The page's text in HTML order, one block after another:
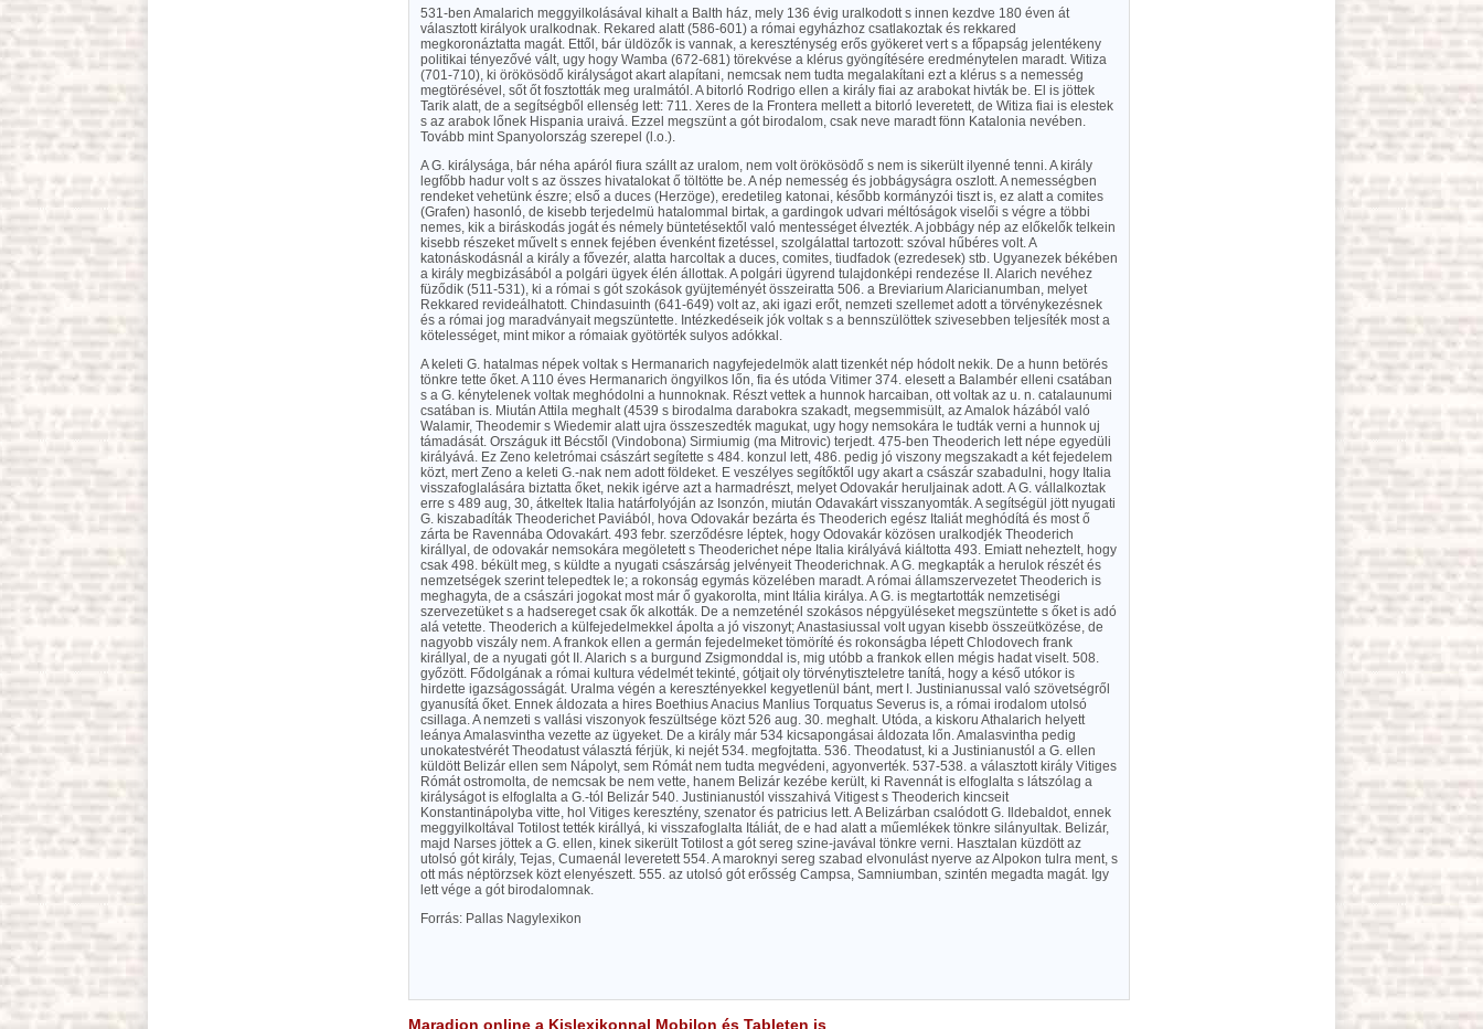
531-ben Amalarich meggyilkolásával kihalt a Balth ház, mely 136 évig uralkodott s innen kezdve 180 éven át
választott királyok uralkodnak. Rekared alatt (586-601) a római egyházhoz csatlakoztak és rekkared
megkoronáztatta magát. Ettől, bár üldözők is vannak, a kereszténység erős gyökeret vert s a főpapság jelentékeny
politikai tényezővé vált, ugy hogy Wamba (672-681) törekvése a klérus gyöngítésére eredménytelen maradt. Witiza
(701-710), ki örökösödő királyságot akart alapítani, nemcsak nem tudta megalakítani ezt a klérus s a nemesség
megtörésével, sőt őt fosztották meg uralmától. A bitorló Rodrigo ellen a király fiai az arabokat hivták be. El is jöttek
Tarik alatt, de a segítségből ellenség lett: 711. Xeres de la Frontera mellett a bitorló leveretett, de Witiza fiai is elestek
s az arabok lőnek Hispania uraivá. Ezzel megszünt a gót birodalom, csak neve maradt fönn Katalonia nevében.
Tovább mint Spanyolország szerepel (l.o.).
A G. királysága, bár néha apáról fiura szállt az uralom, nem volt örökösödő s nem is sikerült ilyenné tenni. A király
legfőbb hadur volt s az összes hivatalokat ő töltötte be. A nép nemesség és jobbágyságra oszlott. A nemességben
rendeket vehetünk észre; első a duces (Herzöge), eredetileg katonai, később kormányzói tiszt is, ez alatt a comites
(Grafen) hasonló, de kisebb terjedelmü hatalommal birtak, a gardingok udvari méltóságok viselői s végre a többi
nemes, kik a biráskodás jogát és némely büntetésektől való mentességet élvezték. A jobbágy nép az előkelők telkein
kisebb részeket művelt s ennek fejében évenként fizetéssel, szolgálattal tartozott: szóval hűbéres volt. A
katonáskodásnál a király a fővezér, alatta harcoltak a duces, comites, tiudfadok (ezredesek) stb. Ugyanezek békében
a király megbizásából a polgári ügyek élén állottak. A polgári ügyrend tulajdonképi rendezése II. Alarich nevéhez
füződik (511-531), ki a római s gót szokások gyüjteményét összeiratta 506. a Breviarium Alaricianumban, melyet
Rekkared revideálhatott. Chindasuinth (641-649) volt az, aki igazi erőt, nemzeti szellemet adott a törvénykezésnek
és a római jog maradványait megszüntette. Intézkedéseik jók voltak s a bennszülöttek szivesebben teljesíték most a
kötelességet, mint mikor a rómaiak gyötörték sulyos adókkal.
A keleti G. hatalmas népek voltak s Hermanarich nagyfejedelmök alatt tizenkét nép hódolt nekik. De a hunn betörés
tönkre tette őket. A 110 éves Hermanarich öngyilkos lőn, fia és utóda Vitimer 374. elesett a Balambér elleni csatában
s a G. kénytelenek voltak meghódolni a hunnoknak. Részt vettek a hunnok harcaiban, ott voltak az u. n. catalaunumi
csatában is. Miután Attila meghalt (4539 s birodalma darabokra szakadt, megsemmisült, az Amalok házából való
Walamir, Theodemir s Wiedemir alatt ujra összeszedték magukat, ugy hogy nemsokára le tudták verni a hunnok uj
támadását. Országuk itt Bécstől (Vindobona) Sirmiumig (ma Mitrovic) terjedt. 475-ben Theoderich lett népe egyedüli
királyává. Ez Zeno keletrómai császárt segítette s 484. konzul lett, 486. pedig jó viszony megszakadt a két fejedelem
közt, mert Zeno a keleti G.-nak nem adott földeket. E veszélyes segítőktől ugy akart a császár szabadulni, hogy Italia
visszafoglalására biztatta őket, nekik igérve azt a harmadrészt, melyet Odovakár heruljainak adott. A G. vállalkoztak
erre s 489 aug, 30, átkeltek Italia határfolyóján az Isonzón, miután Odavakárt visszanyomták. A segítségül jött nyugati
G. kiszabadíták Theoderichet Paviából, hova Odovakár bezárta és Theoderich egész Italiát meghódítá és most ő
zárta be Ravennába Odovakárt. 493 febr. szerződésre léptek, hogy Odovakár közösen uralkodjék Theoderich
királlyal, de odovakár nemsokára megöletett s Theoderichet népe Italia királyává kiáltotta 493. Emiatt neheztelt, hogy
csak 498. békült meg, s küldte a nyugati császárság jelvényeit Theoderichnak. A G. megkapták a herulok részét és
nemzetségek szerint telepedtek le; a rokonság egymás közelében maradt. A római államszervezetet Theoderich is
meghagyta, de a császári jogokat most már ő gyakorolta, mint Itália királya. A G. is megtartották nemzetiségi
szervezetüket s a hadsereget csak ők alkották. De a nemzeténél szokásos népgyüléseket megszüntette s őket is adó
alá vetette. Theoderich a külfejedelmekkel ápolta a jó viszonyt; Anastasiussal volt ugyan kisebb összeütközése, de
nagyobb viszály nem. A frankok ellen a germán fejedelmeket tömöríté és rokonságba lépett Chlodovech frank
királlyal, de a nyugati gót II. Alarich s a burgund Zsigmonddal is, mig utóbb a frankok ellen mégis hadat viselt. 508.
győzött. Fődolgának a római kultura védelmét tekinté, gótjait oly törvénytiszteletre tanítá, hogy a késő utókor is
hirdette igazságosságát. Uralma végén a keresztényekkel kegyetlenül bánt, mert I. Justinianussal való szövetségről
gyanusítá őket. Ennek áldozata a hires Boethius Anacius Manlius Torquatus Severus is, a római irodalom utolsó
csillaga. A nemzeti s vallási viszonyok feszültsége közt 526 aug. 30. meghalt. Utóda, a kiskoru Athalarich helyett
leánya Amalasvintha vezette az ügyeket. De a király már 534 kicsapongásai áldozata lőn. Amalasvintha pedig
unokatestvérét Theodatust választá férjük, ki nejét 534. megfojtatta. 536. Theodatust, ki a Justinianustól a G. ellen
küldött Belizár ellen sem Nápolyt, sem Rómát nem tudta megvédeni, agyonverték. 537-538. a választott király Vitiges
Rómát ostromolta, de nemcsak be nem vette, hanem Belizár kezébe került, ki Ravennát is elfoglalta s látszólag a
királyságot is elfoglalta a G.-tól Belizár 540. Justinianustól visszahivá Vitigest s Theoderich kincseit
Konstantinápolyba vitte, hol Vitiges keresztény, szenator és patricius lett. A Belizárban csalódott G. Ildebaldot, ennek
meggyilkoltával Totilost tették királlyá, ki visszafoglalta Itáliát, de e had alatt a műemlékek tönkre silányultak. Belizár,
majd Narses jöttek a G. ellen, kinek sikerült Totilost a gót sereg szine-javával tönkre verni. Hasztalan küzdött az
utolsó gót király, Tejas, Cumaenál leveretett 554. A maroknyi sereg szabad elvonulást nyerve az Alpokon tulra ment, s
ott más néptörzsek közt elenyészett. 555. az utolsó gót erősség Campsa, Samniumban, szintén megadta magát. Igy
lett vége a gót birodalomnak.
Forrás: Pallas Nagylexikon
Maradjon online a Kislexikonnal Mobilon és Tableten is